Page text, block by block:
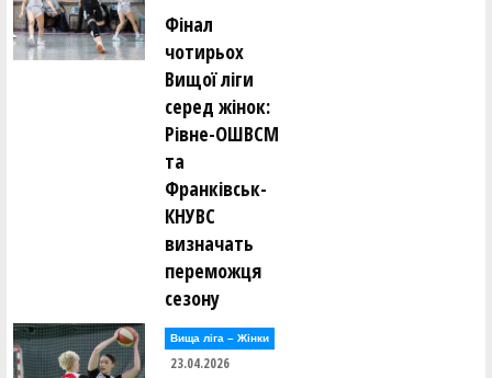
Фінал
чотирьох
Вищої ліги
серед жінок:
Рівне-ОШВСМ
та
Франківськ-
КНУВС
визначать
переможця
сезону
Вища лiга – Жiнки
23.04.2026